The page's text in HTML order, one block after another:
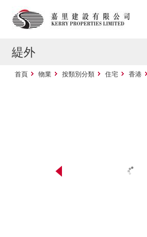
緹外
首頁 物業 按類別分類 住宅 香港